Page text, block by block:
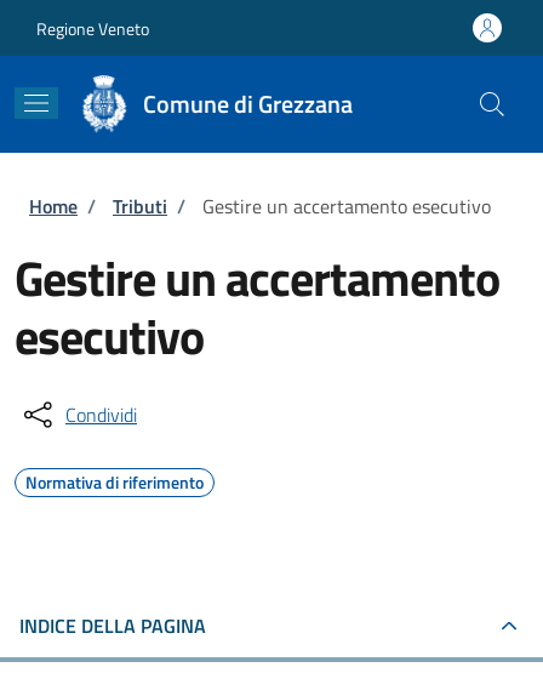
Regione Veneto
Comune di Grezzana
Briciole di pane
Home / Tributi / Gestire un accertamento esecutivo
Gestire un accertamento
esecutivo
Condividi
Normativa di riferimento
INDICE DELLA PAGINA